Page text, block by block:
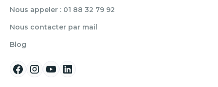
Nous appeler : 01 88 32 79 92
Nous contacter par mail
Blog